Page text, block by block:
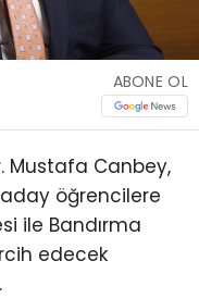
ABONE OL
Mustafa Canbey,
öğrencilere
ile Bandırma
edecek